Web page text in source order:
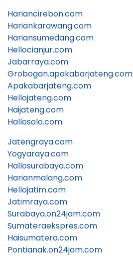
Hariancirebon.com
Hariankarawang.com
Hariansumedang.com
Hellocianjur.com
Jabarraya.com
Grobogan.apakabarjateng.com
Apakabarjateng.com
Hellojateng.com
Haijateng.com
Hallosolo.com
Jatengraya.com
Yogyaraya.com
Hallosurabaya.com
Harianmalang.com
Hellojatim.com
Jatimraya.com
Surabaya.on24jam.com
Sumateraekspres.com
Haisumatera.com
Pontianak.on24jam.com